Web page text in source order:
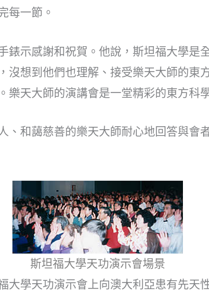
每一節。
錶示感謝和祝賀。他說，斯坦福大學是
沒想到他們也理解、接受樂天大師的東
樂天大師的演講會是一堂精彩的東方科
、和藹慈善的樂天大師耐心地回答與會
斯坦福大學天功演示會場景
大學天功演示會上向澳大利亞患有先天